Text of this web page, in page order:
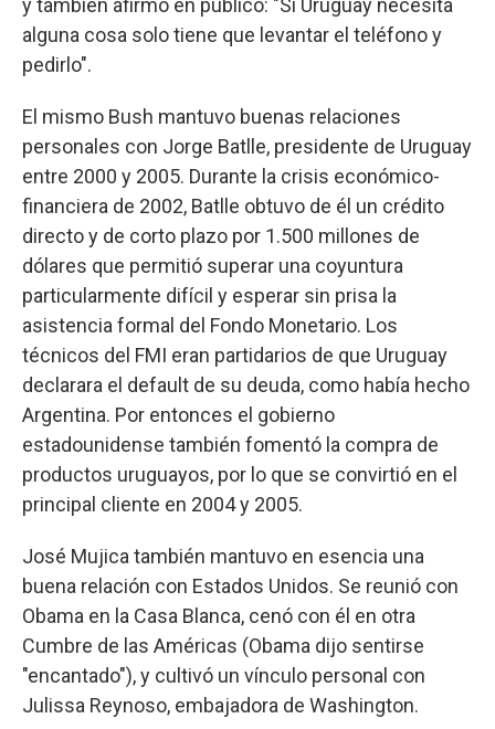
y también afirmó en público: "Si Uruguay necesita
alguna cosa solo tiene que levantar el teléfono y
pedirlo".
El mismo Bush mantuvo buenas relaciones
personales con Jorge Batlle, presidente de Uruguay
entre 2000 y 2005. Durante la crisis económico-
financiera de 2002, Batlle obtuvo de él un crédito
directo y de corto plazo por 1.500 millones de
dólares que permitió superar una coyuntura
particularmente difícil y esperar sin prisa la
asistencia formal del Fondo Monetario. Los
técnicos del FMI eran partidarios de que Uruguay
declarara el default de su deuda, como había hecho
Argentina. Por entonces el gobierno
estadounidense también fomentó la compra de
productos uruguayos, por lo que se convirtió en el
principal cliente en 2004 y 2005.
José Mujica también mantuvo en esencia una
buena relación con Estados Unidos. Se reunió con
Obama en la Casa Blanca, cenó con él en otra
Cumbre de las Américas (Obama dijo sentirse
"encantado"), y cultivó un vínculo personal con
Julissa Reynoso, embajadora de Washington.